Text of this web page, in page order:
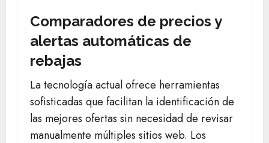
Comparadores de precios y
alertas automáticas de
rebajas
La tecnología actual ofrece herramientas
sofisticadas que facilitan la identificación de
las mejores ofertas sin necesidad de revisar
manualmente múltiples sitios web. Los